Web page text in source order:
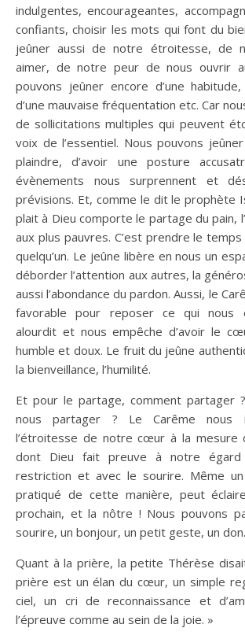
indulgentes, encourageantes,
confiants, choisir les mots qui font du
jeûner aussi de notre étroitesse, de
aimer, de notre peur de nous ouvrir
pouvons jeûner encore d’une habitude,
d’une mauvaise fréquentation etc. Car
de sollicitations multiples qui peuvent
voix de l’essentiel. Nous pouvons
plaindre, d’avoir une posture
évènements nous surprennent et
prévisions. Et, comme le dit le prophète
plait à Dieu comporte le partage du pain,
aux plus pauvres. C’est prendre le
quelqu’un. Le jeûne libère en nous un
déborder l’attention aux autres, la
aussi l’abondance du pardon. Aussi, le
favorable pour reposer ce qui nous
alourdit et nous empêche d’avoir le
humble et doux. Le fruit du jeûne
la bienveillance, l’humilité.
Et pour le partage, comment partager
nous partager ? Le Carême nous
l’étroitesse de notre cœur à la mesure
dont Dieu fait preuve à notre
restriction et avec le sourire. Même
pratiqué de cette manière, peut
prochain, et la nôtre ! Nous pouvons
sourire, un bonjour, un petit geste, un don.
Quant à la prière, la petite Thérèse
prière est un élan du cœur, un simple
ciel, un cri de reconnaissance et
l’épreuve comme au sein de la joie. »